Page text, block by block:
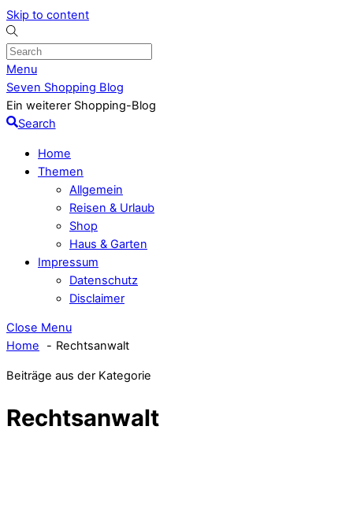
Skip to content
Menu
Seven Shopping Blog
Ein weiterer Shopping-Blog
Search
Home
Themen
Allgemein
Reisen & Urlaub
Shop
Haus & Garten
Impressum
Datenschutz
Disclaimer
Close Menu
Home
Rechtsanwalt
Beiträge aus der Kategorie
Rechtsanwalt